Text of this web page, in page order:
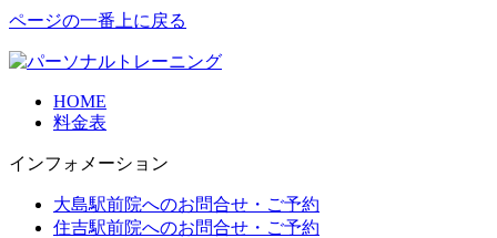
ページの一番上に戻る
HOME
料金表
インフォメーション
大島駅前院へのお問合せ・ご予約
住吉駅前院へのお問合せ・ご予約